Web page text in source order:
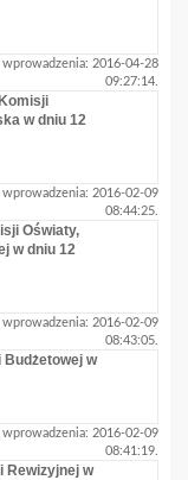
2016-04-28
09:27:14.
w dniu 12
2016-02-09
08:44:25.
Oświaty,
w dniu 12
2016-02-09
08:43:05.
w
2016-02-09
08:41:19.
Rewizyjnej w